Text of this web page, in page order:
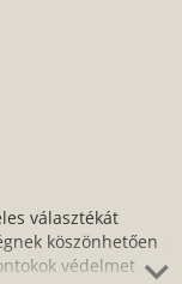
választékát
köszönhetően
védelmet